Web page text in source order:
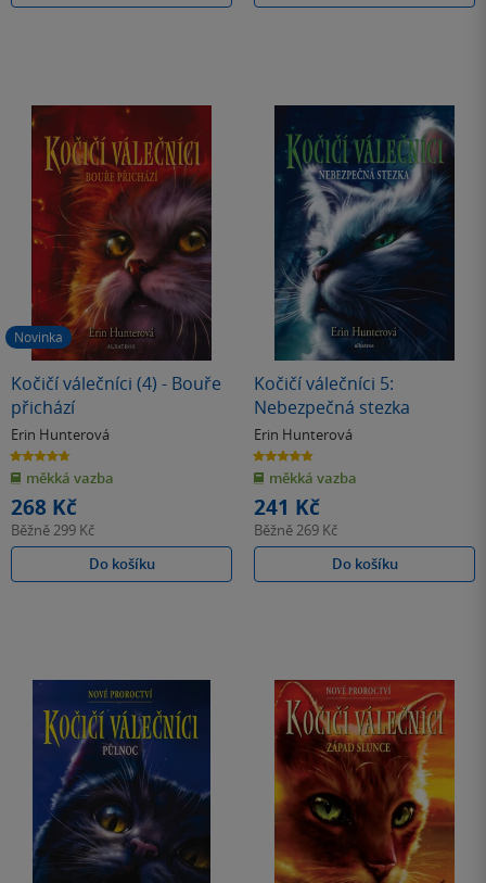
Novinka
Kočičí válečníci (4) - Bouře
přichází
Erin Hunterová
4.7
z
5
hvězdiček
měkká vazba
268 Kč
Běžně299 Kč
Do košíku
Kočičí válečníci 5:
Nebezpečná stezka
Erin Hunterová
4.8
z
5
hvězdiček
měkká vazba
241 Kč
Běžně269 Kč
Do košíku